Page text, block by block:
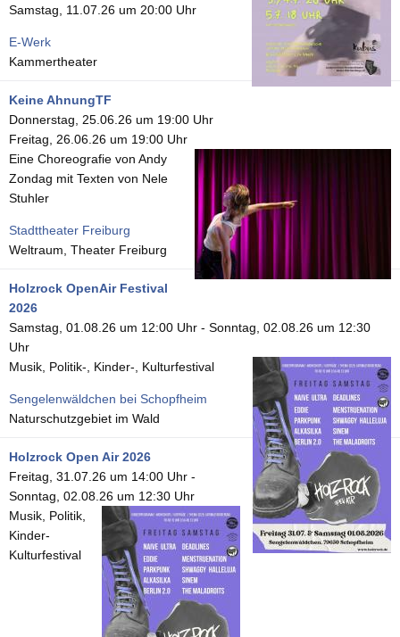
Samstag, 11.07.26 um 20:00 Uhr
E-Werk
Kammertheater
Keine AhnungTF
Donnerstag, 25.06.26 um 19:00 Uhr
Freitag, 26.06.26 um 19:00 Uhr
Eine Choreografie von Andy
Zondag mit Texten von Nele
Stuhler
Stadttheater Freiburg
Weltraum, Theater Freiburg
Holzrock OpenAir Festival
2026
Samstag, 01.08.26 um 12:00 Uhr - Sonntag, 02.08.26 um 12:30
Uhr
Musik, Politik-, Kinder-, Kulturfestival
Sengelenwäldchen bei Schopfheim
Naturschutzgebiet im Wald
Holzrock Open Air 2026
Freitag, 31.07.26 um 14:00 Uhr -
Sonntag, 02.08.26 um 12:30 Uhr
Musik, Politik,
Kinder-
Kulturfestival